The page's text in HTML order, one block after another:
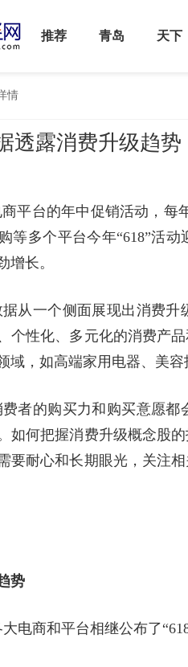
推荐 青岛 天下
情
透露消费升级趋势
商平台的年中促销活动，
等多个平台今年“618”活
增长。
据从一个侧面展现出消费
个性化、多元化的消费产
域，如高端家用电器、美容
费者的购买力和购买意愿
如何把握消费升级概念股
要耐心和长期眼光，关注
势
电商和平台相继公布了